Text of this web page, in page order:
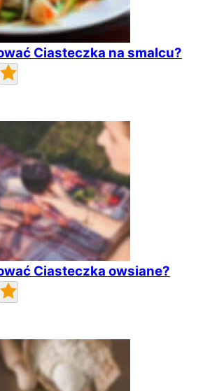
Ciasteczka na smalcu?
Ciasteczka owsiane?